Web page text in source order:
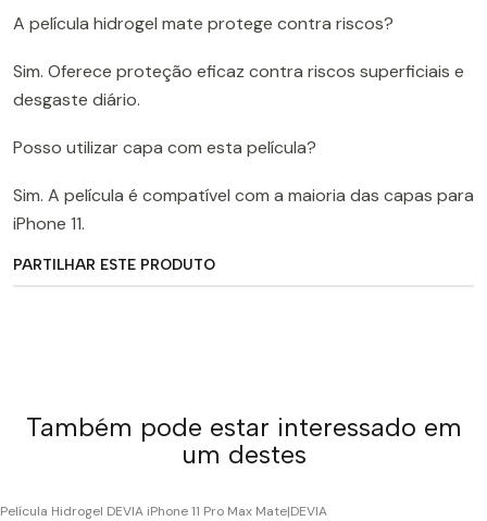
A película hidrogel mate protege contra riscos?
Sim. Oferece proteção eficaz contra riscos superficiais e
desgaste diário.
Posso utilizar capa com esta película?
Sim. A película é compatível com a maioria das capas para
iPhone 11.
PARTILHAR ESTE PRODUTO
Também pode estar interessado em
um destes
Película Hidrogel DEVIA iPhone 11 Pro Max Mate|DEVIA